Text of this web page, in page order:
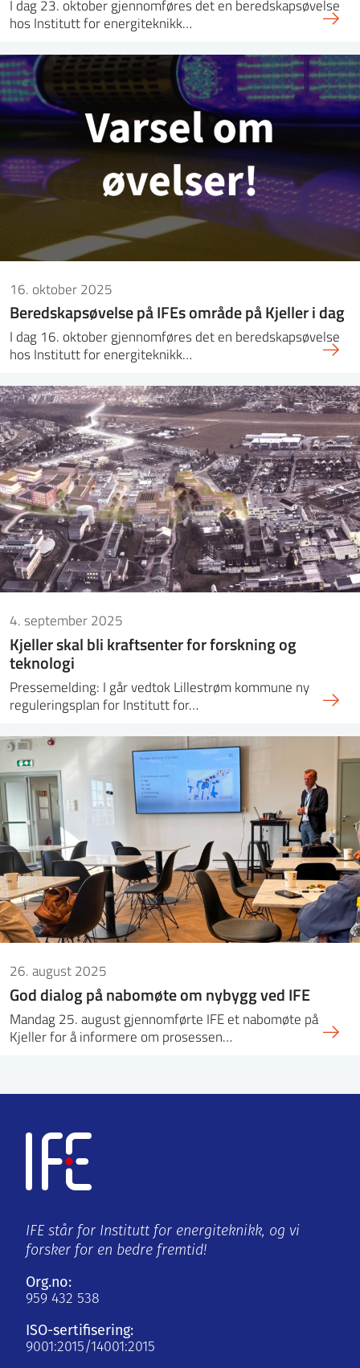
I dag 23. oktober gjennomføres det en beredskapsøvelse
hos Institutt for energiteknikk…
16. oktober 2025
Beredskapsøvelse på IFEs område på Kjeller i dag
I dag 16. oktober gjennomføres det en beredskapsøvelse
hos Institutt for energiteknikk…
4. september 2025
Kjeller skal bli kraftsenter for forskning og
teknologi
Pressemelding: I går vedtok Lillestrøm kommune ny
reguleringsplan for Institutt for…
26. august 2025
God dialog på nabomøte om nybygg ved IFE
Mandag 25. august gjennomførte IFE et nabomøte på
Kjeller for å informere om prosessen…
IFE står for Institutt for energiteknikk, og vi
forsker for en bedre fremtid!
Org.no:
959 432 538
ISO-sertifisering:
9001:2015/14001:2015